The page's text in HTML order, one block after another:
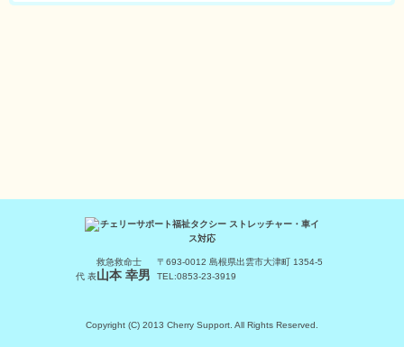
代 表
救急救命士
山本 幸男
〒693-0012 島根県出雲市大津町 1354-5
TEL:0853-23-3919
Copyright (C) 2013 Cherry Support. All Rights Reserved.